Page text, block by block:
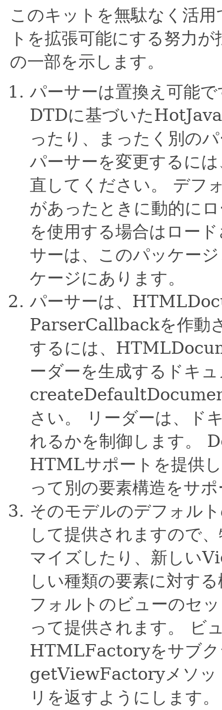
このキットを無駄なく活
トを拡張可能にする努力
の一部を示します。
パーサーは置換え可能で
DTDに基づいた
ったり、まったく別の
パーサーを変更するに
直してください。
デフ
があったときに動的に
を使用する場合はロー
サーは、このパッケー
ケージにあります。
パーサーは、
ParserCallbackを作動
するには、
ーダーを生成するドキ
さい。
リーダーは、ド
れるかを制御します。
HTMLサポートを提供
って別の要素構造をサ
そのモデルのデフォル
して提供されますので
マイズしたり、新しい
しい種類の要素に対す
フォルトのビューのセ
って提供されます。
ビ
HTMLFactoryをサブク
getViewFactoryメソッ
リを返すようにします。